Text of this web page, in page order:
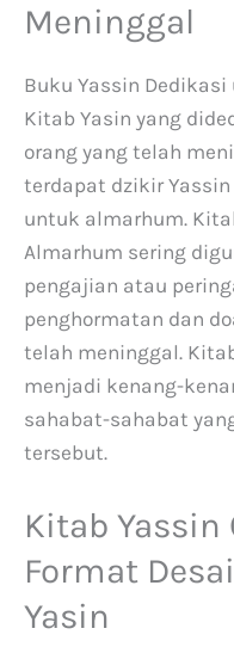
Meninggal
Buku Yassin
Kitab Yasin yang
orang yang telah
terdapat dzikir
untuk almarhum.
Almarhum sering
pengajian atau
penghormatan dan
telah meninggal.
menjadi kenang-
sahabat-sahabat
tersebut.
Kitab Yassin
Format
Yasin